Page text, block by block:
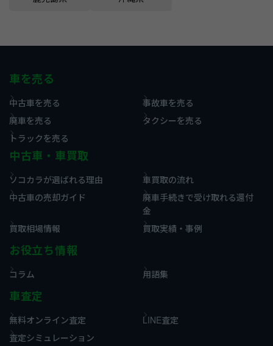
車を売る
中古車を売る
事故車を売る
廃車を売る
タクシーを売る
トラックを売る
中古車・車買取
ソコカラが選ばれる理由
車買取の流れ
中古車の売却ガイド
廃車手続きで受け取れる還付
金
買取相場情報
買取実績・事例
お役立ち情報
コラム 用語集
車査定
無料オンライン査定
LINE査定
査定シミュレーション